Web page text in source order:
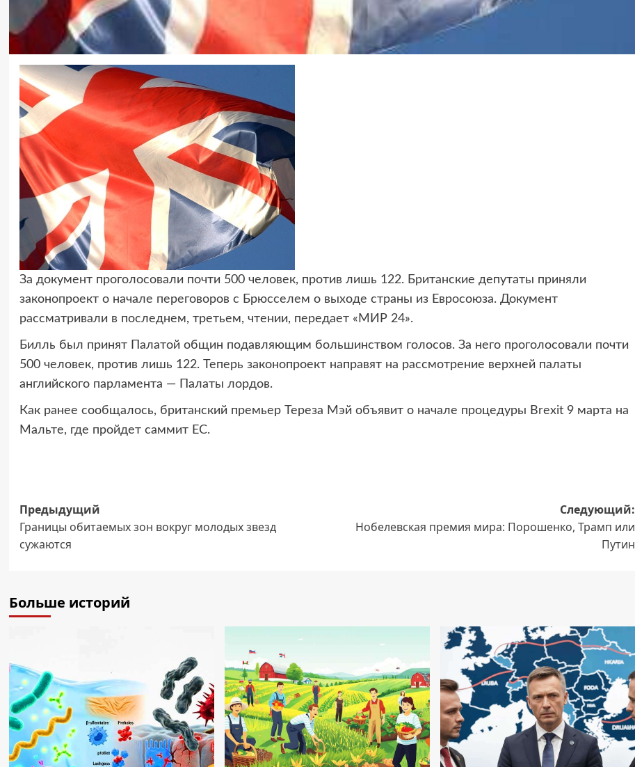
За документ проголосовали почти 500 человек, против лишь 122. Британские депутаты приняли
законопроект о начале переговоров с Брюсселем о выходе страны из Евросоюза. Документ
рассматривали в последнем, третьем, чтении, передает «МИР 24».
Билль был принят Палатой общин подавляющим большинством голосов. За него проголосовали почти
500 человек, против лишь 122. Теперь законопроект направят на рассмотрение верхней палаты
английского парламента — Палаты лордов.
Как ранее сообщалось, британский премьер Тереза Мэй объявит о начале процедуры Brexit 9 марта на
Мальте, где пройдет саммит ЕС.
Навигация
записи
Предыдущий
Границы обитаемых зон вокруг молодых звезд
сужаются
Следующий:
Нобелевская премия мира: Порошенко, Трамп или
Путин
Больше историй